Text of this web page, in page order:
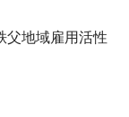
父地域雇用活性